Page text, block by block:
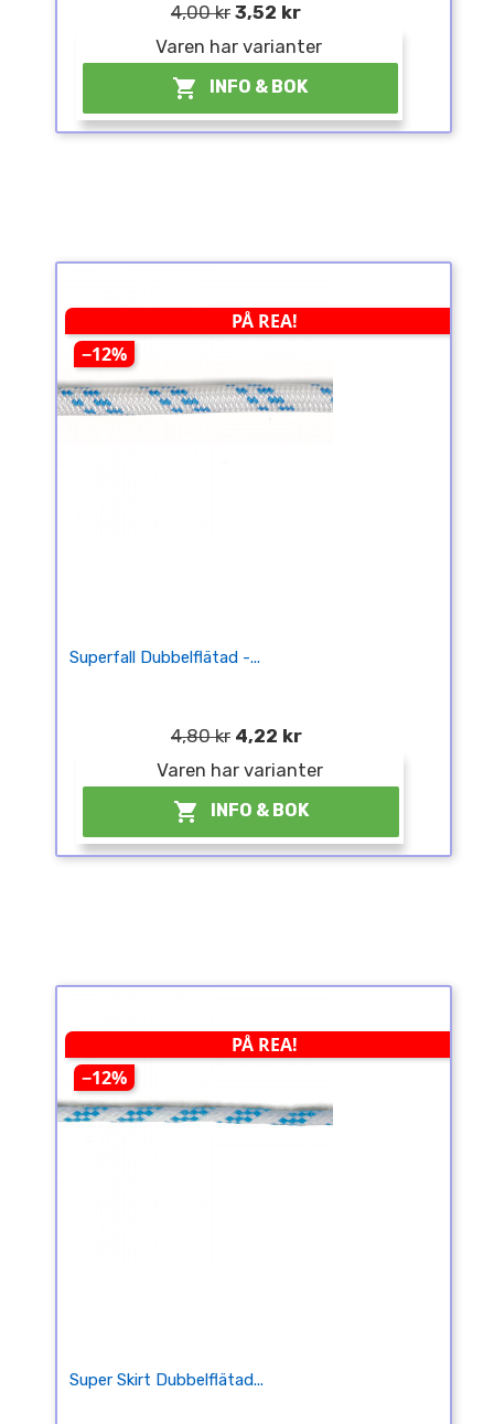
4,00 kr 3,52 kr
Varen har varianter
 INFO & BOK
PÅ REA!
−12%
Superfall Dubbelflätad -...
4,80 kr 4,22 kr
Varen har varianter
 INFO & BOK
PÅ REA!
−12%
Super Skirt Dubbelflätad...